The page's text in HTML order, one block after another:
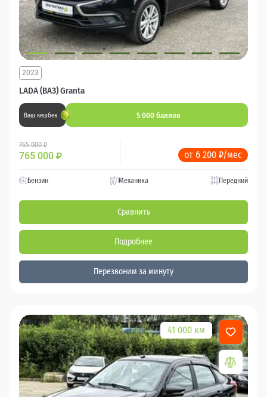
LADA (ВАЗ) Granta
2023
Ваш кешбек 5 000 баллов
765 000 ₽
765 000 ₽ от 6 200 ₽/мес
Бензин Механика Передний
Сравнить
Подробнее
Перезвоним за минуту
41 000 км